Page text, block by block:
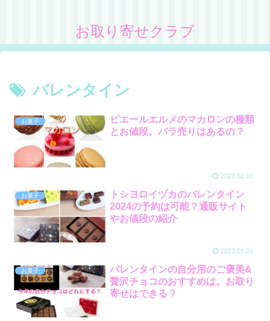
お取り寄せクラブ
バレンタイン
お菓子
ピエールエルメのマカロンの種類
とお値段。バラ売りはあるの？
2023.02.10
お菓子
トシヨロイヅカのバレンタイン
2024の予約は可能？通販サイト
やお値段の紹介
2023.01.26
お菓子
バレンタインの自分用のご褒美&
贅沢チョコのおすすめは。お取り
寄せはできる？